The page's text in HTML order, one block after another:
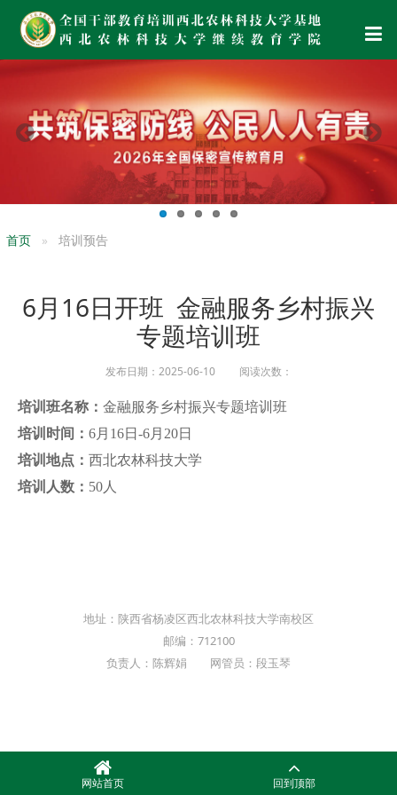
首页 培训预告
6月16日开班 金融服务乡村振兴
专题培训班
发布日期：2025-06-10 阅读次数：
培训班名称： 金融服务乡村振兴专题培训班
培训时间： 6月16日-6月20日
培训地点： 西北农林科技大学
培训人数： 50 人
地址：陕西省杨凌区西北农林科技大学南校区
邮编：712100
负责人：陈辉娟 网管员：段玉琴
网站首页 回到顶部